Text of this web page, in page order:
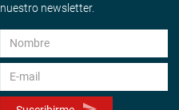
nuestro newsletter.